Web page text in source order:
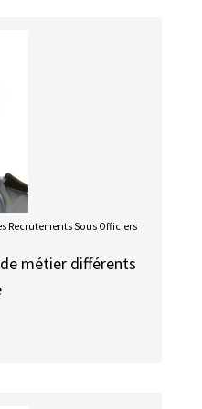
Recrutements Sous Officiers
métier différents